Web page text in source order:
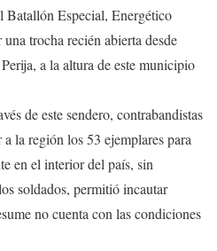
Batallón Especial, Energético
trocha recién abierta desde
a la altura de este municipio
de este sendero, contrabandistas
la región los 53 ejemplares para
en el interior del país, sin
soldados, permitió incautar
no cuenta con las condiciones